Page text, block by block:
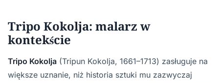
Tripo Kokolja: malarz w
kontekście
Tripo Kokolja (Tripun Kokolja, 1661–1713) zasługuje na
większe uznanie, niż historia sztuki mu zazwyczaj